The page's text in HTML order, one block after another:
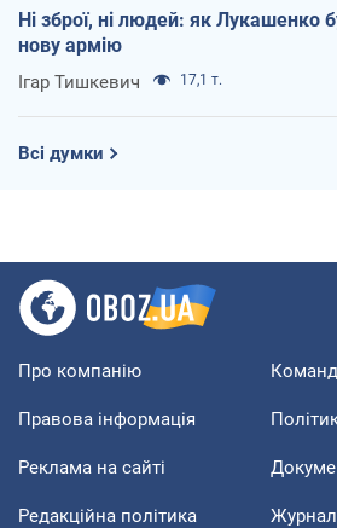
Ні зброї, ні людей: як Лукашенко
нову армію
Ігар Тишкевич 17,1 т.
Всі думки
Про компанію
Правова інформація
Реклама на сайті
Редакційна політика